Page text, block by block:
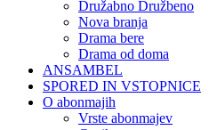
Družabno Družbeno
Nova branja
Drama bere
Drama od doma
ANSAMBEL
SPORED IN VSTOPNICE
O abonmajih
Vrste abonmajev